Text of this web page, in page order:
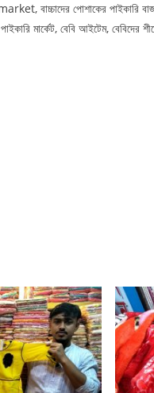
পোশাকের পাইকারি বাজার,
মার্কেট, বেবি আইটেম, বেবিদের